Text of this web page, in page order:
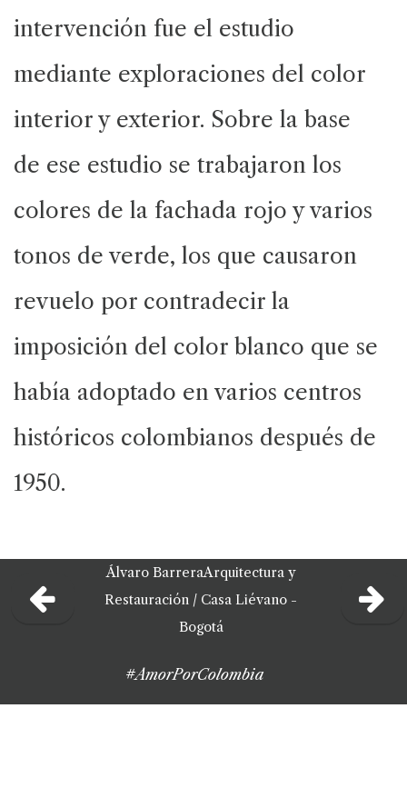
intervención fue el estudio
mediante exploraciones del color
interior y exterior. Sobre la base
de ese estudio se trabajaron los
colores de la fachada rojo y varios
tonos de verde, los que causaron
revuelo por contradecir la
imposición del color blanco que se
había adoptado en varios centros
históricos colombianos después de
1950.
Álvaro BarreraArquitectura y
Restauración / Casa Liévano -
Bogotá
#AmorPorColombia